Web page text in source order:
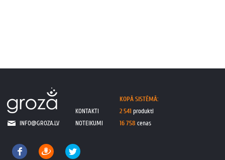
INFO@GROZA.LV
KONTAKTI
NOTEIKUMI
KOPĀ SISTĒMĀ:
2 541 produkti
16 758 cenas